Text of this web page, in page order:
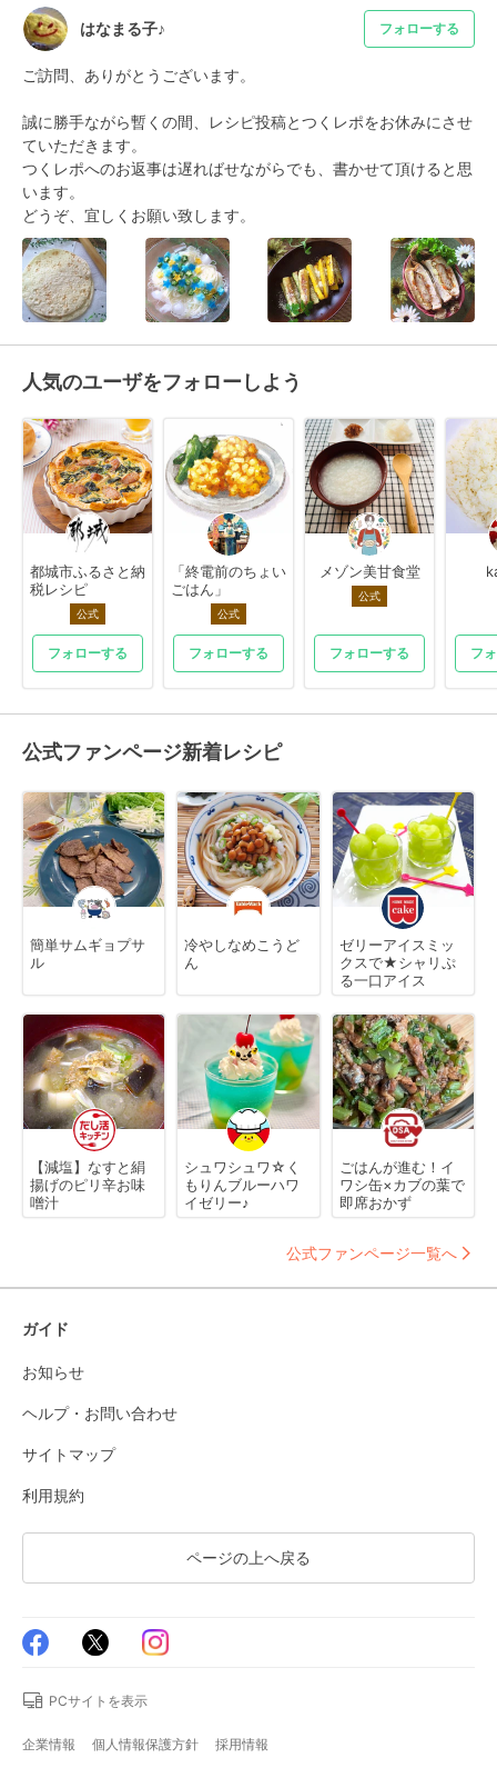
はなまる子♪ フォローする
ご訪問、ありがとうございます。
誠に勝手ながら暫くの間、レシピ投稿とつくレポをお休みにさせ
ていただきます。
つくレポへのお返事は遅ればせながらでも、書かせて頂けると思
います。
どうぞ、宜しくお願い致します。
人気のユーザをフォローしよう
都城市ふるさと納
税レシピ
公式
フォローする
「終電前のちょい
ごはん」
公式
フォローする
メゾン美甘食堂
公式
フォローする フ
公式ファンページ新着レシピ
簡単サムギョプサ
ル
冷やしなめこうど
ん
ゼリーアイスミッ
クスで★シャリぷ
る一口アイス
【減塩】なすと絹
揚げのピリ辛お味
噌汁
シュワシュワ☆く
もりんブルーハワ
イゼリー♪
ごはんが進む！イ
ワシ缶×カブの葉で
即席おかず
公式ファンページ一覧へ
ガイド
お知らせ
ヘルプ・お問い合わせ
サイトマップ
利用規約
ページの上へ戻る
PCサイトを表示
企業情報 個人情報保護方針 採用情報